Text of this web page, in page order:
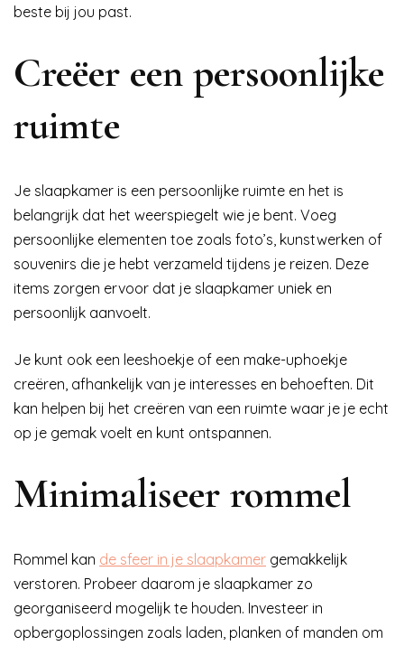
beste bij jou past.
Creëer een persoonlijke
ruimte
Je slaapkamer is een persoonlijke ruimte en het is
belangrijk dat het weerspiegelt wie je bent. Voeg
persoonlijke elementen toe zoals foto’s, kunstwerken of
souvenirs die je hebt verzameld tijdens je reizen. Deze
items zorgen ervoor dat je slaapkamer uniek en
persoonlijk aanvoelt.
Je kunt ook een leeshoekje of een make-uphoekje
creëren, afhankelijk van je interesses en behoeften. Dit
kan helpen bij het creëren van een ruimte waar je je echt
op je gemak voelt en kunt ontspannen.
Minimaliseer rommel
Rommel kan de sfeer in je slaapkamer gemakkelijk
verstoren. Probeer daarom je slaapkamer zo
georganiseerd mogelijk te houden. Investeer in
opbergoplossingen zoals laden, planken of manden om